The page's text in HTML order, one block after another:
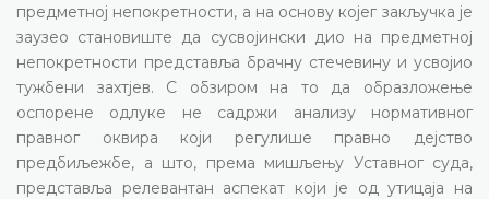
предметној непокретности, а на основу којег закључка је
заузео становиште да сусвојински дио на предметној
непокретности представља брачну стечевину и усвојио
тужбени захтјев. С обзиром на то да образложење
оспорене одлуке не садржи анализу нормативног
правног оквира који регулише правно дејство
предбиљежбе, а што, према мишљењу Уставног суда,
представља релевантан аспекат који је од утицаја на